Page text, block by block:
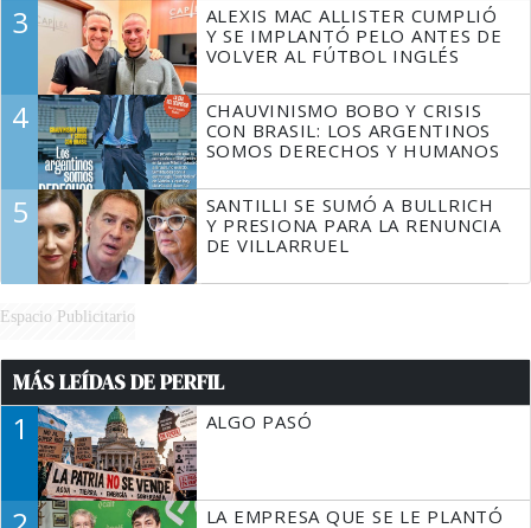
3
ALEXIS MAC ALLISTER CUMPLIÓ
Y SE IMPLANTÓ PELO ANTES DE
VOLVER AL FÚTBOL INGLÉS
4
CHAUVINISMO BOBO Y CRISIS
CON BRASIL: LOS ARGENTINOS
SOMOS DERECHOS Y HUMANOS
5
SANTILLI SE SUMÓ A BULLRICH
Y PRESIONA PARA LA RENUNCIA
DE VILLARRUEL
Espacio Publicitario
MÁS LEÍDAS DE PERFIL
1 ALGO PASÓ
LA EMPRESA QUE SE LE PLANTÓ